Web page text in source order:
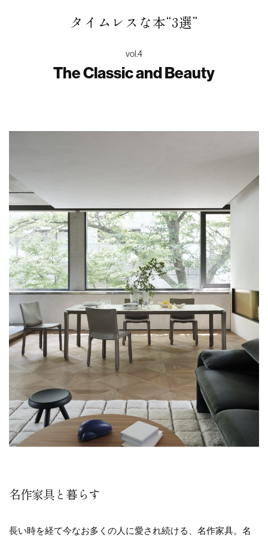
タイムレスな本“3選”
vol.4
The Classic and Beauty
名作家具と暮らす
長い時を経て今なお多くの人に愛され続ける、名作家具。名